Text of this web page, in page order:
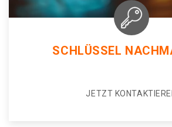
SCHLÜSSEL
JETZT